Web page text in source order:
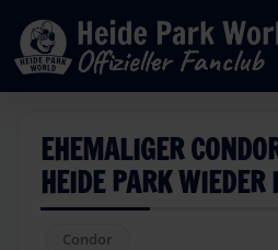
EHEMALIGER
HEIDE PARK WIEDER
Condor